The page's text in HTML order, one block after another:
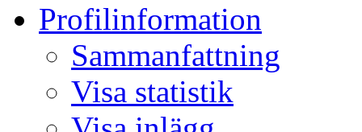
Profilinformation
Sammanfattning
Visa statistik